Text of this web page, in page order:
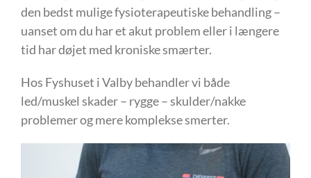
den bedst mulige fysioterapeutiske behandling –
uanset om du har et akut problem eller i længere
tid har døjet med kroniske smærter.
Hos Fyshuset i Valby behandler vi både
led/muskel skader – rygge – skulder/nakke
problemer og mere komplekse smerter.